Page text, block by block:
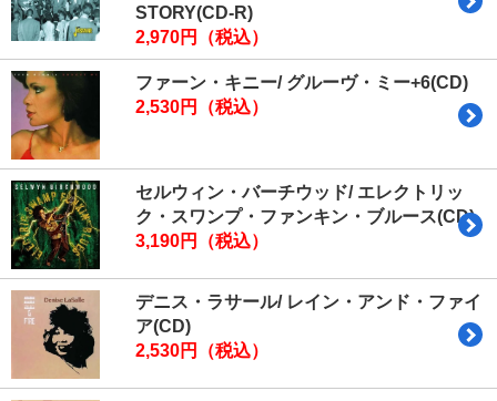
STORY(CD-R)
2,970円（税込）
ファーン・キニー/ グルーヴ・ミー+6(CD)
2,530円（税込）
セルウィン・バーチウッド/ エレクトリッ
ク・スワンプ・ファンキン・ブルース(CD)
3,190円（税込）
デニス・ラサール/ レイン・アンド・ファイ
ア(CD)
2,530円（税込）